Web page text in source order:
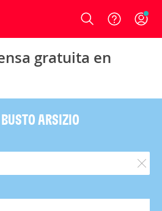
Login
gratuita en
ARSIZIO